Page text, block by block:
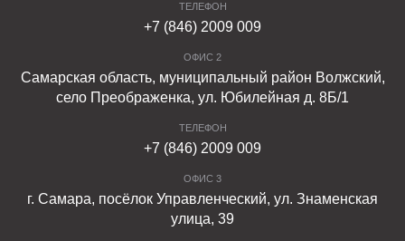
ТЕЛЕФОН
+7 (846) 2009 009
ОФИС 2
Самарская область, муниципальный район Волжский,
село Преображенка, ул. Юбилейная д. 8Б/1
ТЕЛЕФОН
+7 (846) 2009 009
ОФИС 3
г. Самара, посёлок Управленческий, ул. Знаменская
улица, 39